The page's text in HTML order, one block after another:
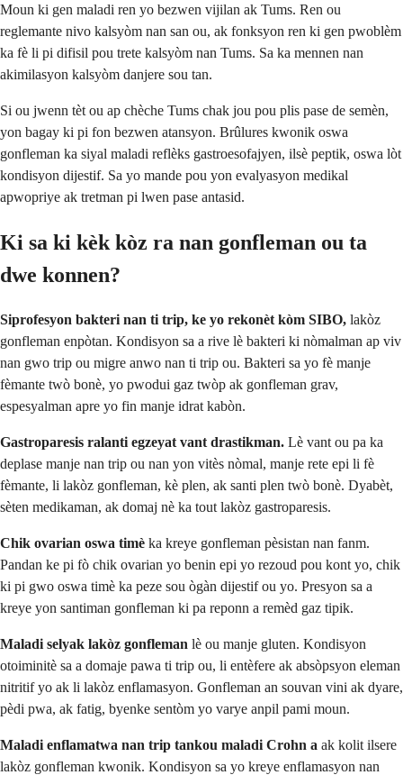
Moun ki gen maladi ren yo bezwen vijilan ak Tums. Ren ou
reglemante nivo kalsyòm nan san ou, ak fonksyon ren ki gen pwoblèm
ka fè li pi difisil pou trete kalsyòm nan Tums. Sa ka mennen nan
akimilasyon kalsyòm danjere sou tan.
Si ou jwenn tèt ou ap chèche Tums chak jou pou plis pase de semèn,
yon bagay ki pi fon bezwen atansyon. Brûlures kwonik oswa
gonfleman ka siyal maladi reflèks gastroesofajyen, ilsè peptik, oswa lòt
kondisyon dijestif. Sa yo mande pou yon evalyasyon medikal
apwopriye ak tretman pi lwen pase antasid.
Ki sa ki kèk kòz ra nan gonfleman ou ta
dwe konnen?
Siprofesyon bakteri nan ti trip, ke yo rekonèt kòm SIBO, lakòz
gonfleman enpòtan. Kondisyon sa a rive lè bakteri ki nòmalman ap viv
nan gwo trip ou migre anwo nan ti trip ou. Bakteri sa yo fè manje
fèmante twò bonè, yo pwodui gaz twòp ak gonfleman grav,
espesyalman apre yo fin manje idrat kabòn.
Gastroparesis ralanti egzeyat vant drastikman. Lè vant ou pa ka
deplase manje nan trip ou nan yon vitès nòmal, manje rete epi li fè
fèmante, li lakòz gonfleman, kè plen, ak santi plen twò bonè. Dyabèt,
sèten medikaman, ak domaj nè ka tout lakòz gastroparesis.
Chik ovarian oswa timè ka kreye gonfleman pèsistan nan fanm.
Pandan ke pi fò chik ovarian yo benin epi yo rezoud pou kont yo, chik
ki pi gwo oswa timè ka peze sou ògàn dijestif ou yo. Presyon sa a
kreye yon santiman gonfleman ki pa reponn a remèd gaz tipik.
Maladi selyak lakòz gonfleman lè ou manje gluten. Kondisyon
otoiminitè sa a domaje pawa ti trip ou, li entèfere ak absòpsyon eleman
nitritif yo ak li lakòz enflamasyon. Gonfleman an souvan vini ak dyare,
pèdi pwa, ak fatig, byenke sentòm yo varye anpil pami moun.
Maladi enflamatwa nan trip tankou maladi Crohn a ak kolit ilsere
lakòz gonfleman kwonik. Kondisyon sa yo kreye enflamasyon nan